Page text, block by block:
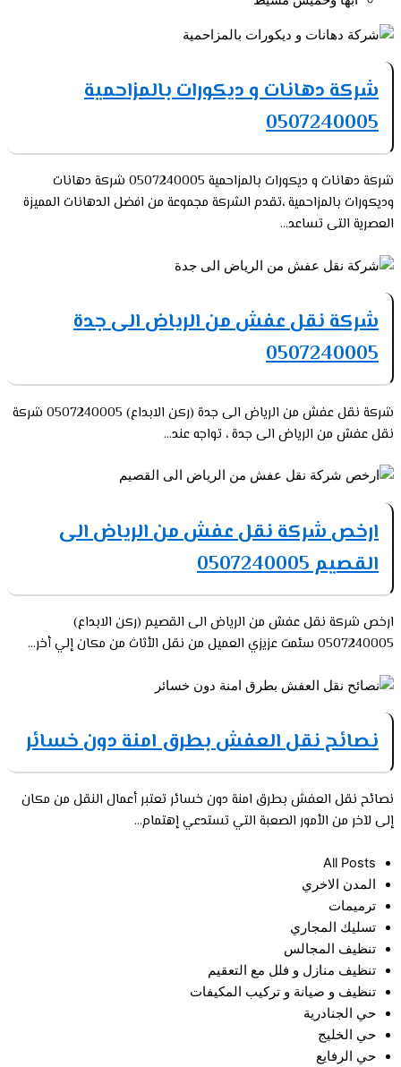
شركة دهانات و ديكورات بالمزاحمية
0507240005
شركة دهانات و ديكورات بالمزاحمية 0507240005 شركة دهانات
وديكورات بالمزاحمية ،تقدم الشركة مجموعة من افضل الدهانات المميزة
العصرية التى تساعد...
شركة نقل عفش من الرياض الى جدة
0507240005
شركة نقل عفش من الرياض الى جدة (ركن الابداع) 0507240005 شركة
نقل عفش من الرياض الى جدة ، تواجه عند...
ارخص شركة نقل عفش من الرياض الى
القصيم 0507240005
ارخص شركة نقل عفش من الرياض الى القصيم (ركن الابداع)
0507240005 سئمت عزيزي العميل من نقل الأثاث من مكان إلي أخر...
نصائح نقل العفش بطرق امنة دون خسائر
نصائح نقل العفش بطرق امنة دون خسائر تعتبر أعمال النقل من مكان
إلى لآخر من الأمور الصعبة التي تستدعي إهتمام...
All Posts
المدن الاخري
ترميمات
تسليك المجاري
تنظيف المجالس
تنظيف منازل و فلل مع التعقيم
تنظيف و صيانة و تركيب المكيفات
حي الجنادرية
حي الخليج
حي الرفايع